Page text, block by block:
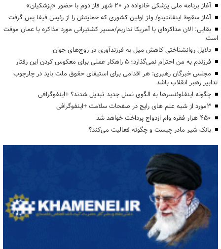
آغاز برنامه ملی پزشکی خانواده در ۲۰ شهر فاز دوم با حضور «پزشکیان»
آغاز سقوط اینفانتینو/ ولز اولین کشوری که حمایتش را از رئیس فیفا پس گرفت
بقایی: الان مذاکره‌ای با آمریکا نداریم/مسیر کشتیرانی مورد مذاکره با عمان موقت
است
دلایل روانشناختی کاهش میل به فرزندآوری در زوج‌های جوان
فرزندم به من احترام نمی‌گذارد؛ ۵ راهکار عملی برای معکوس کردن این رفتار
مجلس خبرگان رهبری: هر اقدامی برای استیفای حقوق ملت باید در چارچوب
تدابیر رهبر انقلاب باشد
چگونه اینفلوئنسرها به الگوی نسل جدید تبدیل شدند؟ +اینفوگرافی
3مورد از شبه علم های رایج در صفحات سلامت +اینفوگرافی
۴۵۰ هزار فقره وام ازدواج پرداخت خواهد شد
بانک شیر مادر چیست و چگونه فعالیت می‌کند؟